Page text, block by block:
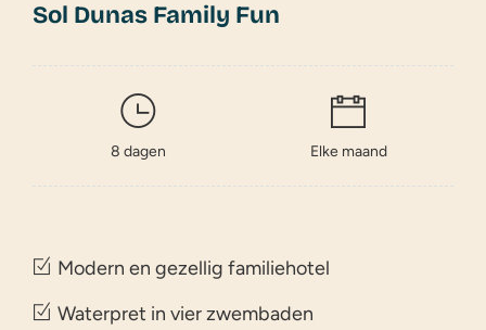
Sol Dunas Family Fun
8 dagen Elke maand
Modern en gezellig familiehotel
Waterpret in vier zwembaden